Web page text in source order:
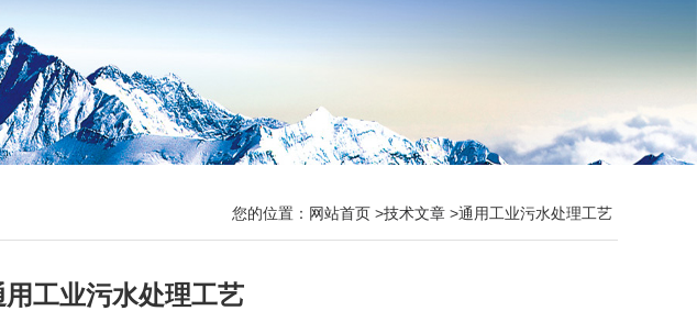
您的位置： 网站首页 >技术文章 >通用工业污水处理工艺
用工业污水处理工艺